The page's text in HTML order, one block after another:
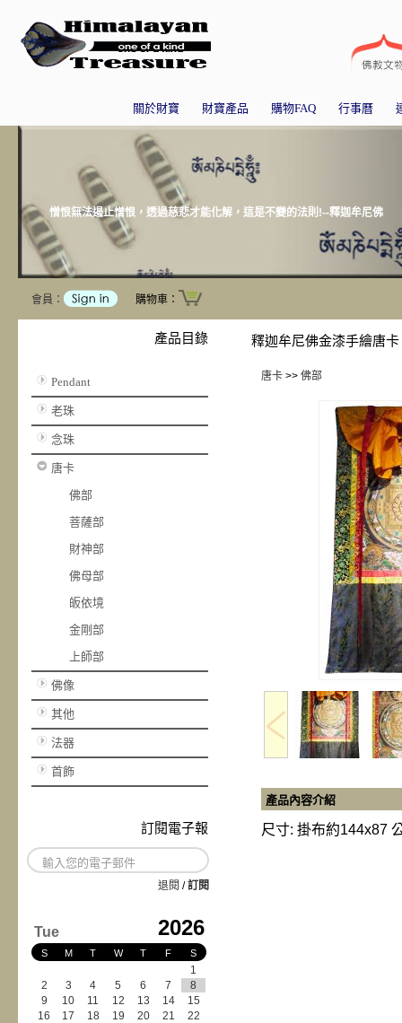
關於財寶 財寶產品 購物FAQ 行事曆
憎恨無法遏止憎恨，透過慈悲才能化解，這是不變的法則!--釋迦牟尼佛
會員： 購物車：
產品目錄
Pendant
老珠
念珠
唐卡
佛部
菩薩部
財神部
佛母部
皈依境
金剛部
上師部
佛像
其他
法器
首飾
訂閱電子報
退閱 /訂閱
Tue 2026
S M T W T F S
1
2
3 4 5 6 7
8
9
10 11 12 13 14
15
16
17 18 19 20 21
22
釋迦牟尼佛金漆手繪唐卡
唐卡>> 佛部
產品內容介紹
尺寸: 掛布約144x87